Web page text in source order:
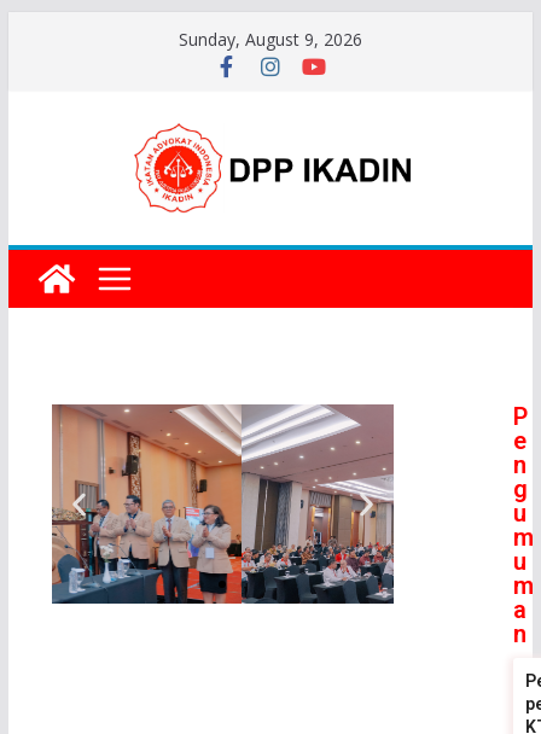
Sunday, August 9, 2026
P
e
n
g
u
m
u
m
a
n